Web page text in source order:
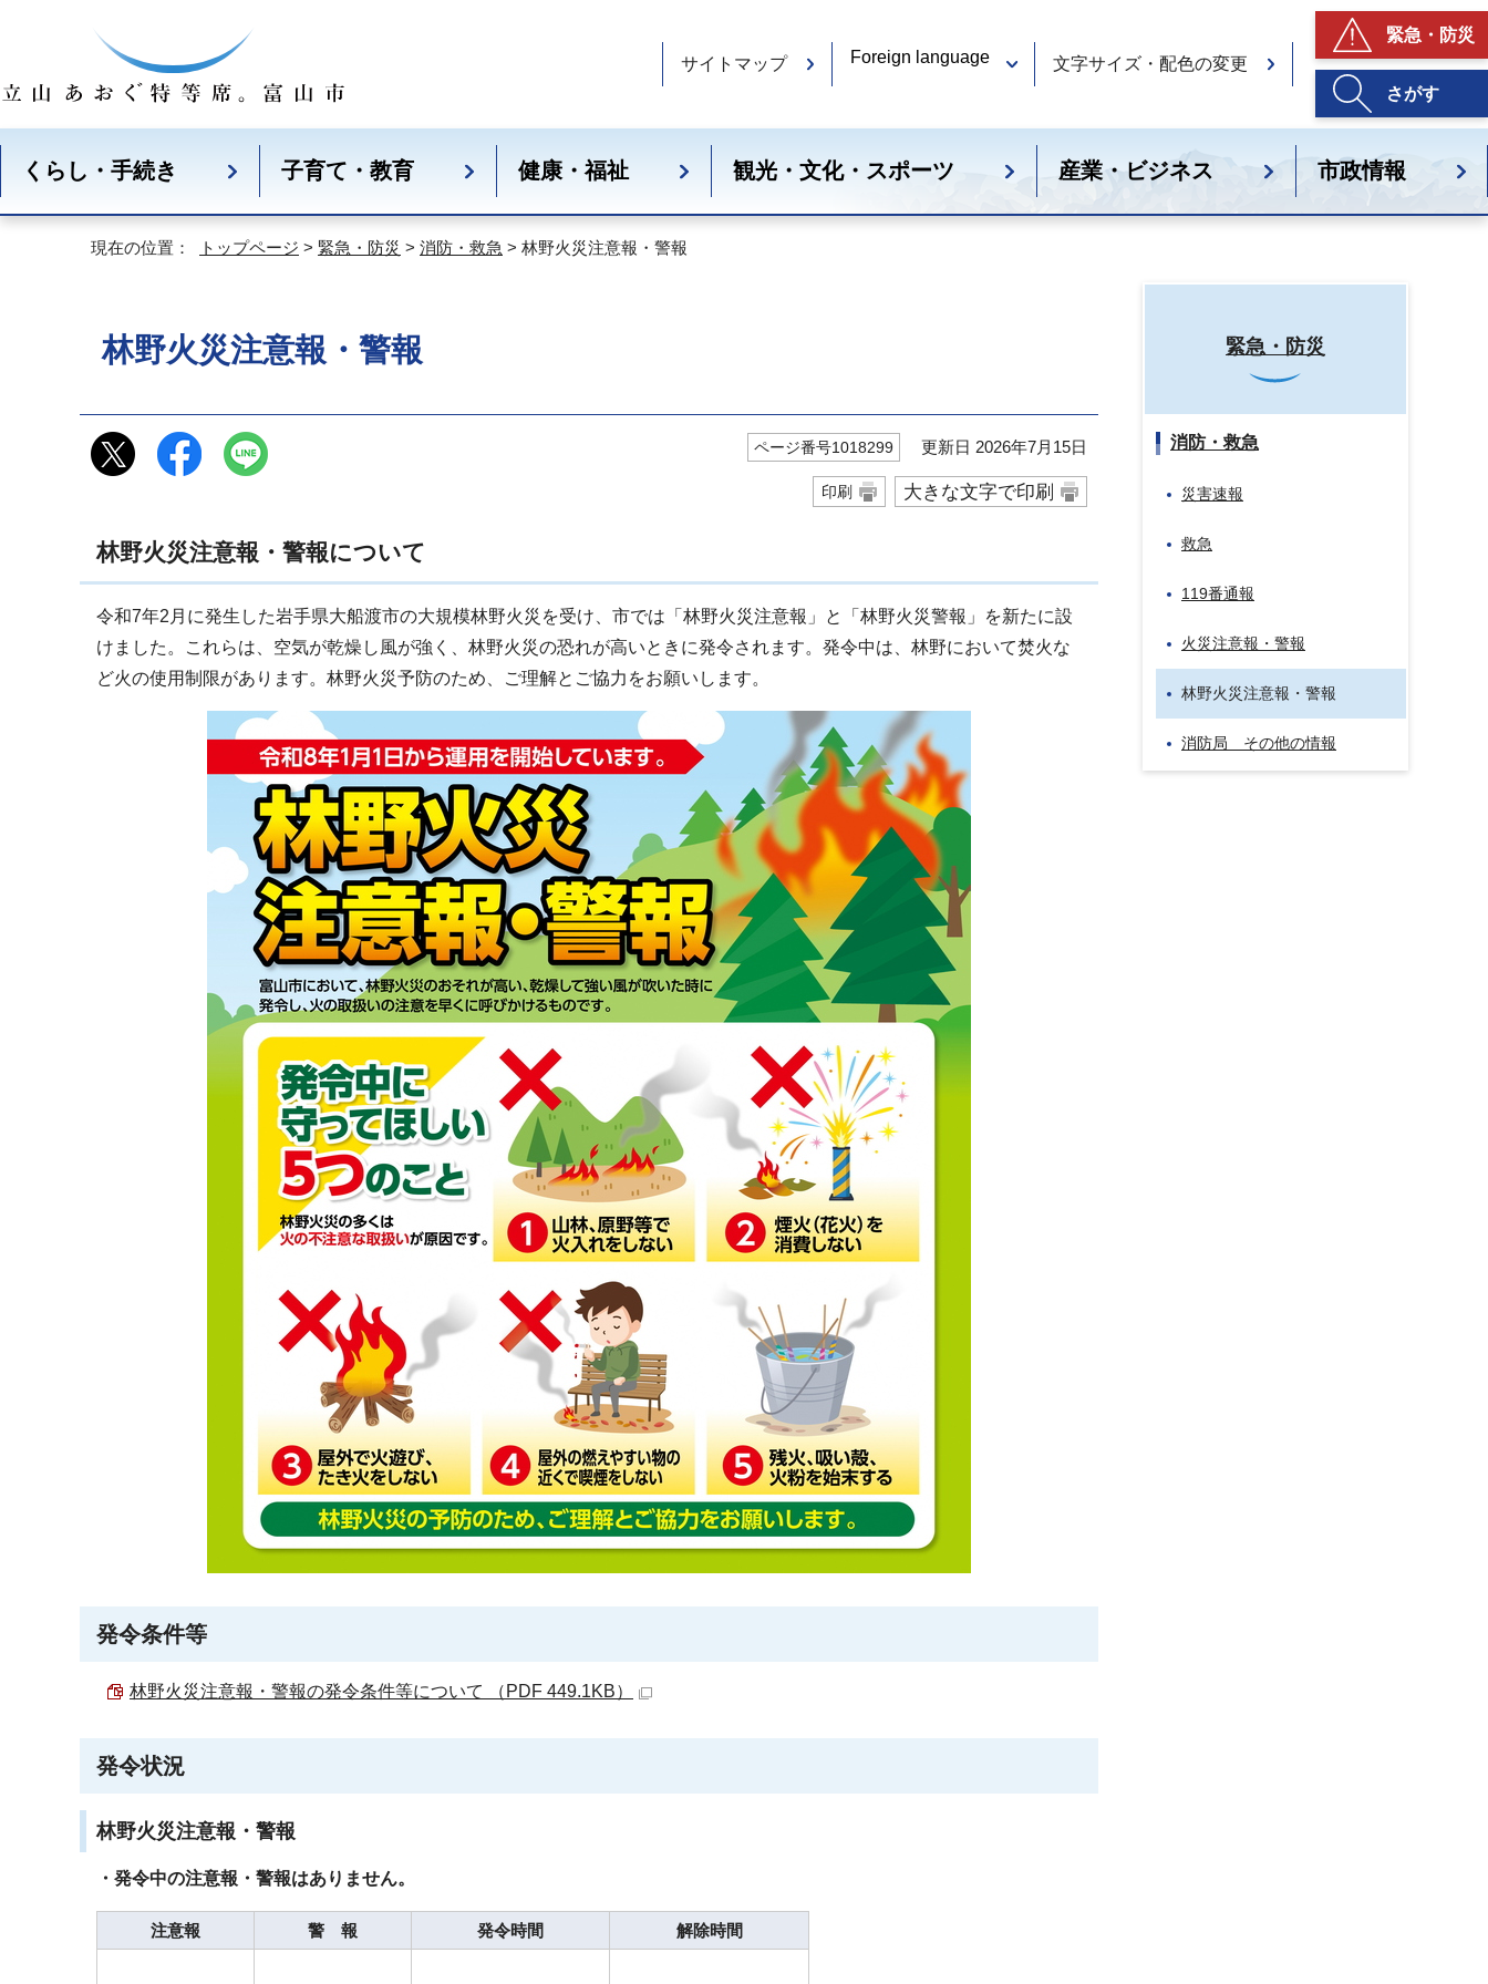
サイトマップ Foreign language 文字サイズ・配色の変更
緊急・防災
さがす
くらし・手続き 子育て・教育 健康・福祉 観光・文化・スポーツ 産業・ビジネス 市政情報
現在の位置： トップページ > 緊急・防災 > 消防・救急 > 林野火災注意報・警報
林野火災注意報・警報
ページ番号1018299 更新日 2026年7月15日
印刷 大きな文字で印刷
林野火災注意報・警報について
令和7年2月に発生した岩手県大船渡市の大規模林野火災を受け、市では「林野火災注意報」と「林野火災警報」を新たに設
けました。これらは、空気が乾燥し風が強く、林野火災の恐れが高いときに発令されます。発令中は、林野において焚火な
ど火の使用制限があります。林野火災予防のため、ご理解とご協力をお願いします。
発令条件等
林野火災注意報・警報の発令条件等について （PDF 449.1KB）
発令状況
林野火災注意報・警報
・発令中の注意報・警報はありません。
注意報 警 報 発令時間 解除時間
緊急・防災
消防・救急
災害速報
救急
119番通報
火災注意報・警報
林野火災注意報・警報
消防局 その他の情報